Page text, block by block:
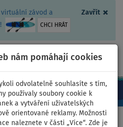
Zavřít ×
závod a
CHCI HRÁT
nám pomáhají cookies
odvolatelně souhlasíte s tím,
používaly soubory cookie k
a vytváření uživatelských
orientované reklamy. Možnosti
naleznete v části „Více“. Zde je
+420 467 409 090 0ks
kombinované